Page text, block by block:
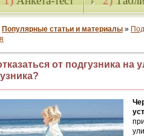
Популярные статьи и материалы »
от подгузника на